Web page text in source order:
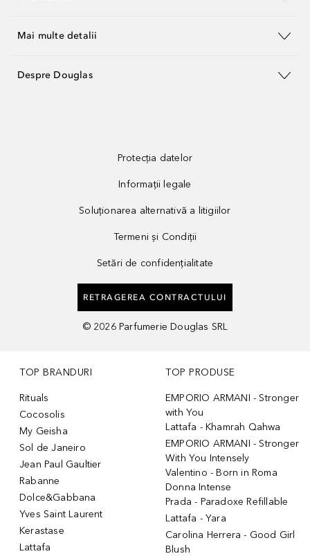
Mai multe detalii
Despre Douglas
Protecția datelor
Informații legale
Soluționarea alternativă a litigiilor
Termeni și Condiții
Setări de confidențialitate
RETRAGEREA CONTRACTULUI
© 2026 Parfumerie Douglas SRL
TOP BRANDURI
Rituals
Cocosolis
My Geisha
Sol de Janeiro
Jean Paul Gaultier
Rabanne
Dolce&Gabbana
Yves Saint Laurent
Kerastase
Lattafa
TOP PRODUSE
EMPORIO ARMANI - Stronger
with You
Lattafa - Khamrah Qahwa
EMPORIO ARMANI - Stronger
With You Intensely
Valentino - Born in Roma
Donna Intense
Prada - Paradoxe Refillable
Lattafa - Yara
Carolina Herrera - Good Girl
Blush